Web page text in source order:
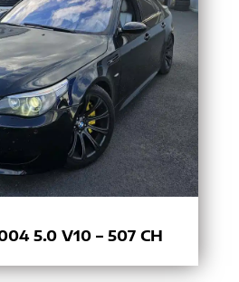
5.0 V10 – 507 CH